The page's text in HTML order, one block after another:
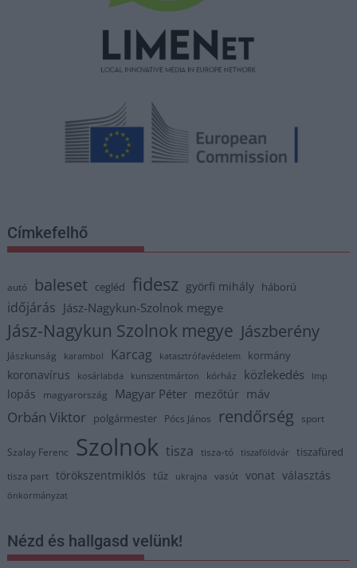
Címkefelhő
autó baleset cegléd fidesz györfi mihály háború
időjárás Jász-Nagykun-Szolnok megye
Jász-Nagykun Szolnok megye Jászberény
Jászkunság karambol Karcag katasztrófavédelem kormány
koronavírus kosárlabda kunszentmárton kórház közlekedés lmp
lopás magyarország Magyar Péter mezőtúr máv
Orbán Viktor polgármester Pócs János rendőrség sport
Szalay Ferenc Szolnok tisza tisza-tó tiszaföldvár tiszafüred
tisza part törökszentmiklós tűz ukrajna vasút vonat választás
önkormányzat
Nézd és hallgasd velünk!